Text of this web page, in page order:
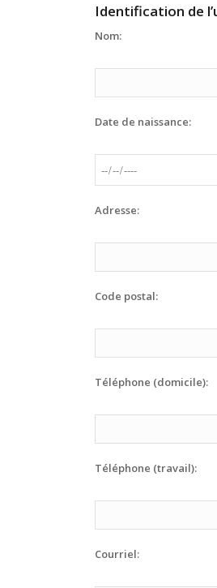
Identification de
Nom:
Date de naissance:
Adresse:
Code postal:
Téléphone (domicile):
Téléphone (travail):
Courriel: